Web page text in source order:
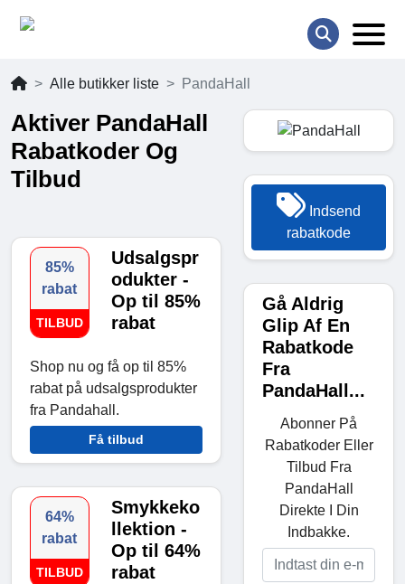
Alle butikker liste PandaHall
Aktiver PandaHall
Rabatkoder Og
Tilbud
85%
rabat
TILBUD
Udsalgspr
odukter -
Op til 85%
rabat
Shop nu og få op til 85%
rabat på udsalgsprodukter
fra Pandahall.
Få tilbud
64%
rabat
TILBUD
Smykkeko
llektion -
Op til 64%
rabat
Indsend
rabatkode
Gå Aldrig
Glip Af En
Rabatkode
Fra
PandaHall...
Abonner På
Rabatkoder Eller
Tilbud Fra
PandaHall
Direkte I Din
Indbakke.